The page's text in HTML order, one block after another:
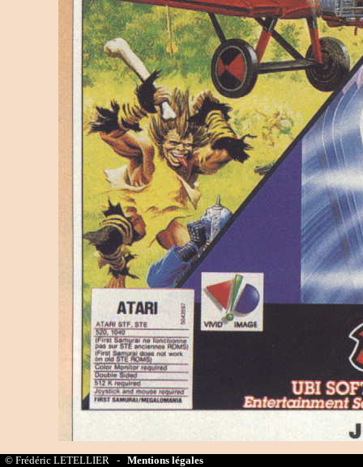
© Frédéric LETELLIER - Mentions légales